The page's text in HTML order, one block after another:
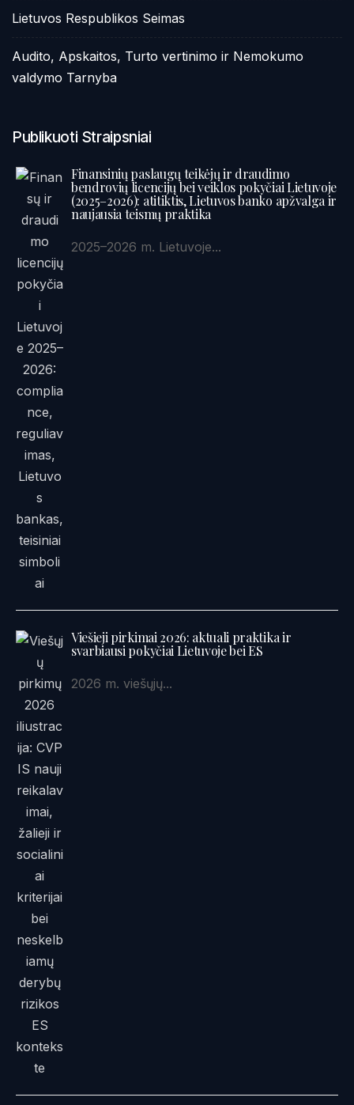
Lietuvos Respublikos Seimas
Audito, Apskaitos, Turto vertinimo ir Nemokumo
valdymo Tarnyba
Publikuoti Straipsniai
Finansinių paslaugų teikėjų ir draudimo
bendrovių licencijų bei veiklos pokyčiai Lietuvoje
(2025–2026): atitiktis, Lietuvos banko apžvalga ir
naujausia teismų praktika
2025–2026 m. Lietuvoje...
Viešieji pirkimai 2026: aktuali praktika ir
svarbiausi pokyčiai Lietuvoje bei ES
2026 m. viešųjų...